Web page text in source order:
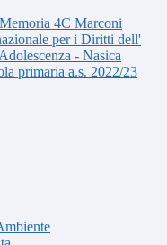
4C Marconi
per i Diritti dell'
- Nasica
primaria a.s. 2022/23